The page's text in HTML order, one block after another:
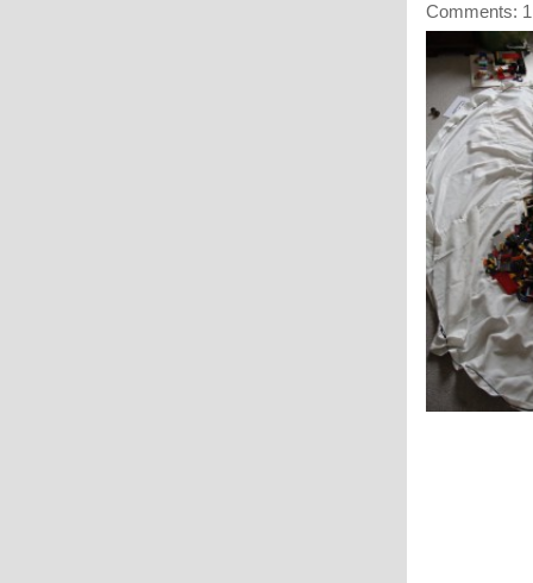
Comments: 1